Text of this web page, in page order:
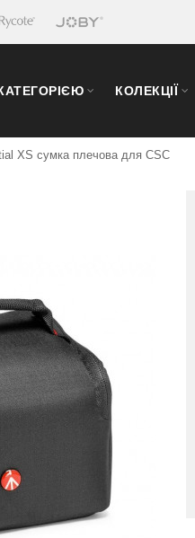
КОЛЕКЦІЇ
XS сумка плечова для CSC